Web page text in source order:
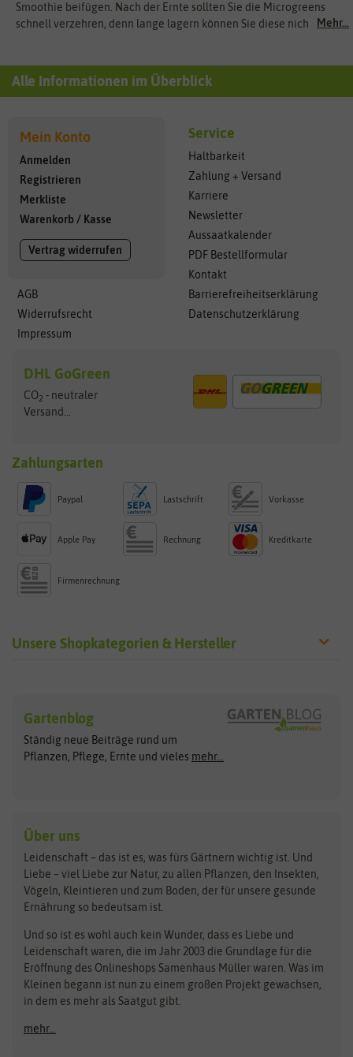
Mehr...
Smoothie beifügen. Nach der Ernte sollten Sie die Microgreens
schnell verzehren, denn lange lagern können Sie diese nicht.
Alle Informationen im Überblick
Mein Konto
Anmelden
Registrieren
Merkliste
Warenkorb / Kasse
Vertrag widerrufen
AGB
Widerrufsrecht
Impressum
Service
Haltbarkeit
Zahlung + Versand
Karriere
Newsletter
Aussaatkalender
PDF Bestellformular
Kontakt
Barrierefreiheitserklärung
Datenschutzerklärung
DHL GoGreen
CO2 - neutraler
Versand...
Zahlungsarten
Paypal Lastschrift Vorkasse
Apple Pay Rechnung Kreditkarte
Firmenrechnung
Unsere Shopkategorien & Hersteller
Exotische Samen
Gemüsesamen
Gründünger
Kräutersamen
Obstsamen
Pilzbrut
Rasensamen
Steckzwiebeln
Zimmer & Kübelpflanzen
Kataloge
Schnäppchen
Anzucht & Gartenzubehör
Anzuchtschalen
Arche Noah
ASB Greenworld
Benary
Bingenheimer Saatgut
Bionana
BIOWOL
Blumicorn
Bûten Birds
Clever Pots
COMPO
Dürr-Samen
Feldsaaten Freudenberger
Fertil
Flora Elite
Gartenblog
Ständig neue Beiträge rund um
Pflanzen, Pflege, Ernte und vieles mehr...
Über uns
Leidenschaft – das ist es, was fürs Gärtnern wichtig ist. Und
Liebe – viel Liebe zur Natur, zu allen Pflanzen, den Insekten,
Vögeln, Kleintieren und zum Boden, der für unsere gesunde
Ernährung so bedeutsam ist.
Und so ist es wohl auch kein Wunder, dass es Liebe und
Leidenschaft waren, die im Jahr 2003 die Grundlage für die
Eröffnung des Onlineshops Samenhaus Müller waren. Was im
Kleinen begann ist nun zu einem großen Projekt gewachsen,
in dem es mehr als Saatgut gibt.
mehr...